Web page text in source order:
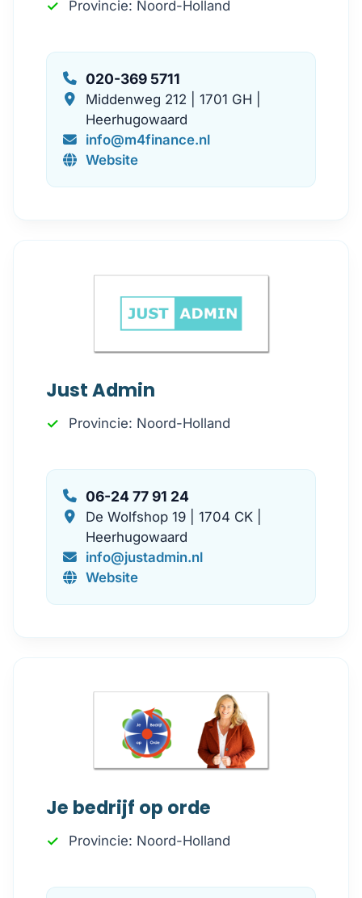
Provincie: Noord-Holland
020-369 5711
Middenweg 212 | 1701 GH |
Heerhugowaard
info@m4finance.nl
Website
Just Admin
Provincie: Noord-Holland
06-24 77 91 24
De Wolfshop 19 | 1704 CK |
Heerhugowaard
info@justadmin.nl
Website
Je bedrijf op orde
Provincie: Noord-Holland